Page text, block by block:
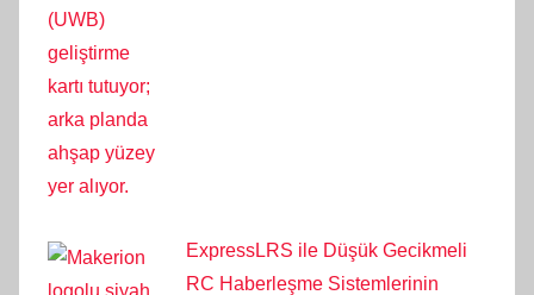
ExpressLRS ile Düşük Gecikmeli
RC Haberleşme Sistemlerinin